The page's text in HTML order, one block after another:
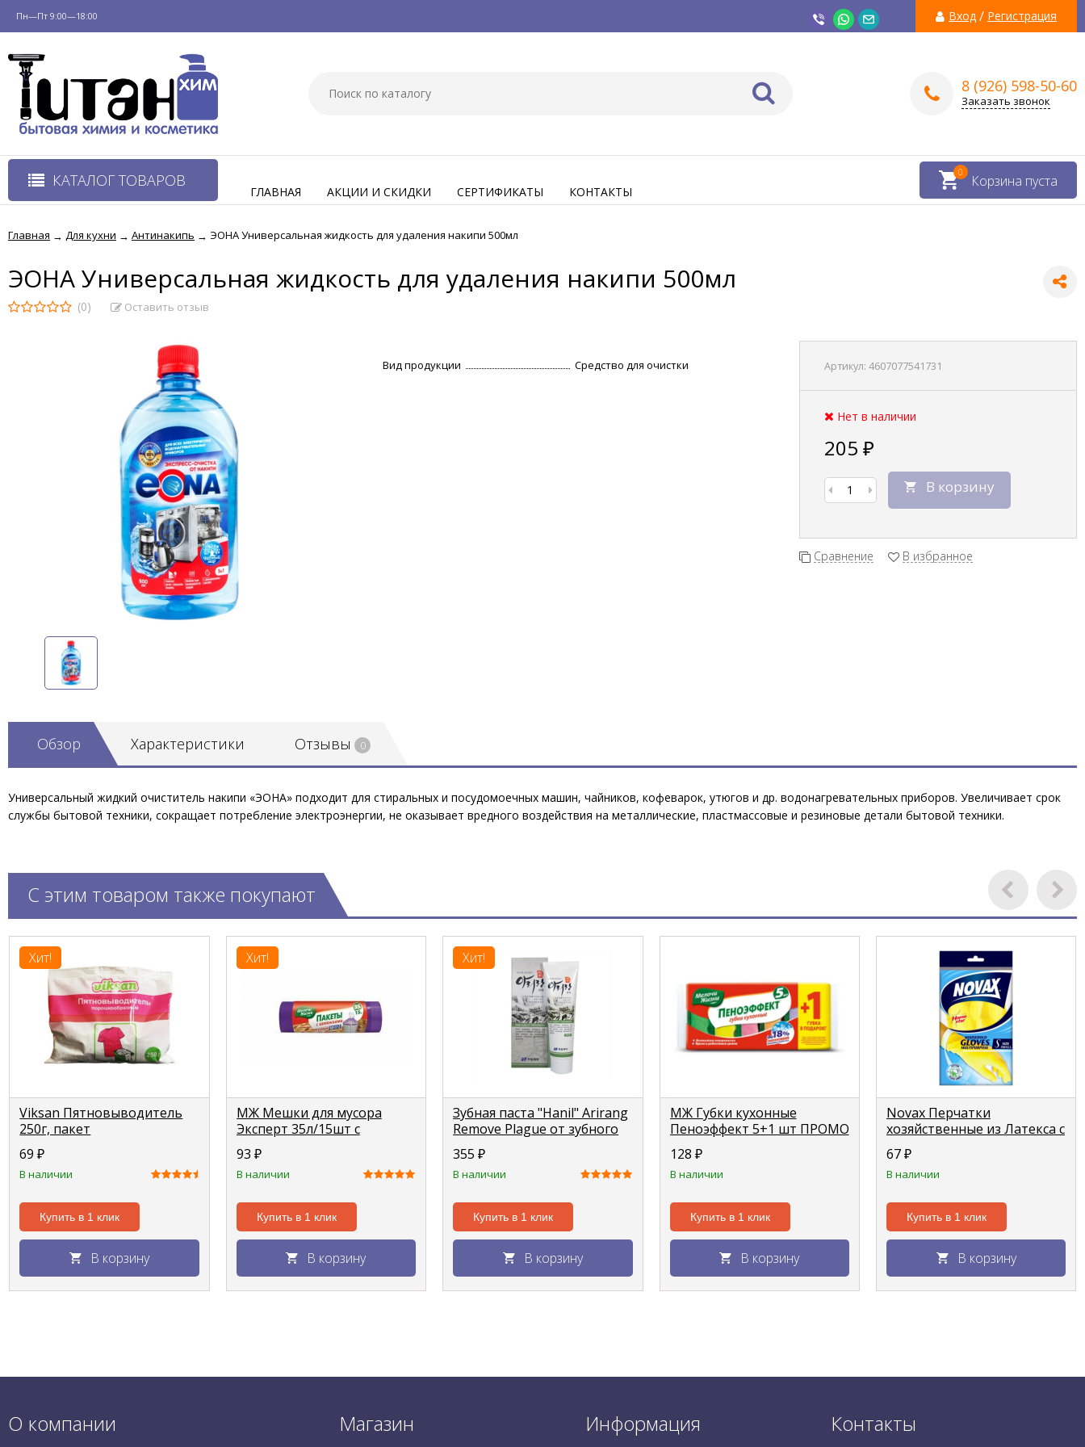
Пн—Пт 9:00—18:00 Вход / Регистрация
8 (926) 598-50-60
Заказать звонок
КАТАЛОГ ТОВАРОВ Корзина пуста
0
ГЛАВНАЯ АКЦИИ И СКИДКИ СЕРТИФИКАТЫ КОНТАКТЫ
Главная → Для кухни → Антинакипь → ЭОНА Универсальная жидкость для удаления накипи 500мл
ЭОНА Универсальная жидкость для удаления накипи 500мл
(0) Оставить отзыв
Артикул: 4607077541731
Нет в наличии
205 ₽
В корзину
Сравнение В избранное
Вид продукции Средство для очистки
Обзор Характеристики Отзывы 0
Универсальный жидкий очиститель накипи «ЭОНА» подходит для стиральных и посудомоечных машин, чайников, кофеварок, утюгов и др. водонагревательных приборов. Увеличивает срок
службы бытовой техники, сокращает потребление электроэнергии, не оказывает вредного воздействия на металлические, пластмассовые и резиновые детали бытовой техники.
С этим товаром также покупают
Хит!
Viksan Пятновыводитель
250г, пакет
69₽
В наличии
Купить в 1 клик
В корзину
Хит!
МЖ Мешки для мусора
Эксперт 35л/15шт c
затяжкой (LDPE 18мкм)
93 ₽
В наличии
Купить в 1 клик
В корзину
Хит!
Зубная паста "Hanil" Arirang
Remove Plague от зубного
налета 150г
355₽
В наличии
Купить в 1 клик
В корзину
МЖ Губки кухонные
Пеноэффект 5+1 шт ПРОМО
128 ₽
В наличии
Купить в 1 клик
В корзину
Novax Перчатки
хозяйственные из Латекса с
хлопком желтые размер S
67₽
В наличии
Купить в 1 клик
В корзину
О компании Магазин Информация Контакты